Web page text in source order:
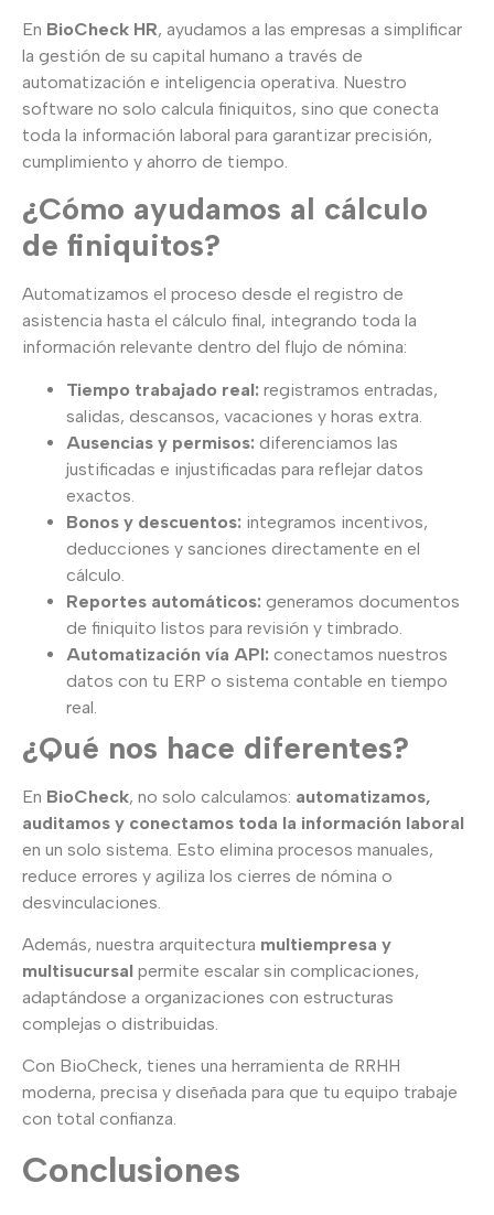
En BioCheck HR, ayudamos a las empresas a simplificar
la gestión de su capital humano a través de
automatización e inteligencia operativa. Nuestro
software no solo calcula finiquitos, sino que conecta
toda la información laboral para garantizar precisión,
cumplimiento y ahorro de tiempo.
¿Cómo ayudamos al cálculo
de finiquitos?
Automatizamos el proceso desde el registro de
asistencia hasta el cálculo final, integrando toda la
información relevante dentro del flujo de nómina:
Tiempo trabajado real: registramos entradas,
salidas, descansos, vacaciones y horas extra.
Ausencias y permisos: diferenciamos las
justificadas e injustificadas para reflejar datos
exactos.
Bonos y descuentos: integramos incentivos,
deducciones y sanciones directamente en el
cálculo.
Reportes automáticos: generamos documentos
de finiquito listos para revisión y timbrado.
Automatización vía API: conectamos nuestros
datos con tu ERP o sistema contable en tiempo
real.
¿Qué nos hace diferentes?
En BioCheck, no solo calculamos: automatizamos,
auditamos y conectamos toda la información laboral
en un solo sistema. Esto elimina procesos manuales,
reduce errores y agiliza los cierres de nómina o
desvinculaciones.
Además, nuestra arquitectura multiempresa y
multisucursal permite escalar sin complicaciones,
adaptándose a organizaciones con estructuras
complejas o distribuidas.
Con BioCheck, tienes una herramienta de RRHH
moderna, precisa y diseñada para que tu equipo trabaje
con total confianza.
Conclusiones